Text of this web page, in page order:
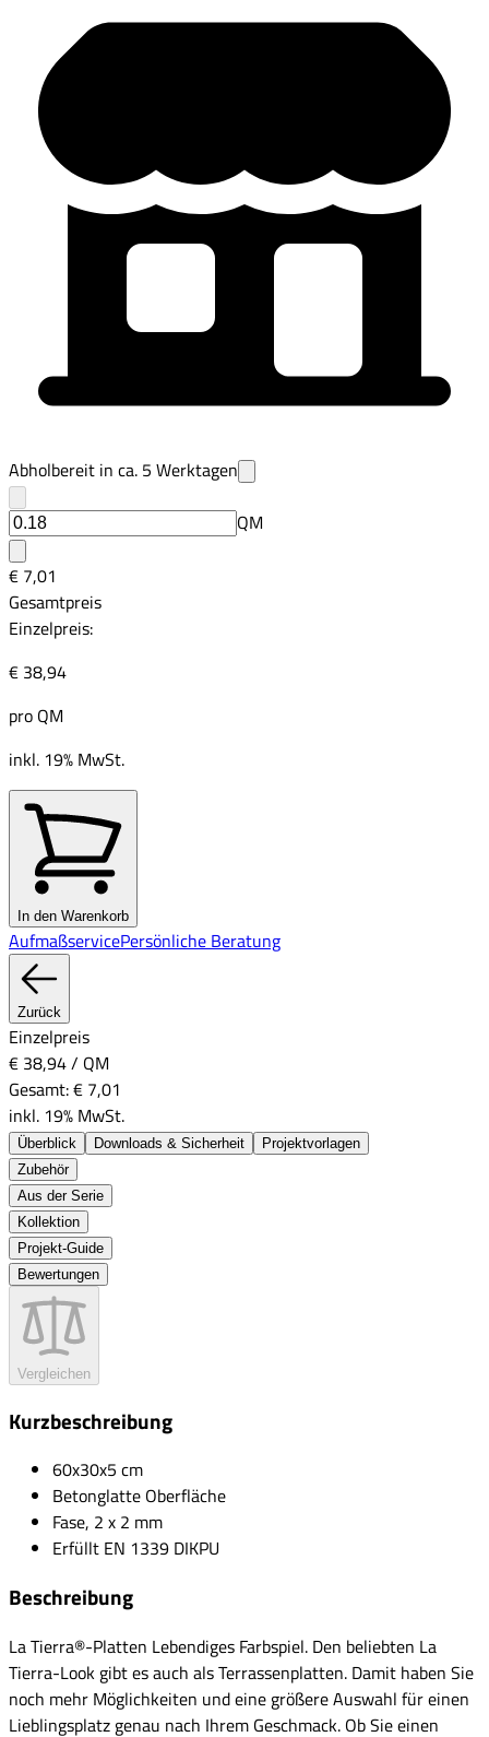
Abholbereit in ca. 5 Werktagen
QM
€ 7,01
Gesamtpreis
Einzelpreis:
€ 38,94
pro QM
inkl. 19% MwSt.
In den Warenkorb
AufmaßservicePersönliche Beratung
Zurück
Einzelpreis
€ 38,94/ QM
Gesamt:€ 7,01
inkl. 19% MwSt.
Überblick Downloads & Sicherheit
Projektvorlagen
Zubehör
Aus der Serie
Kollektion
Projekt-Guide
Bewertungen
Vergleichen
Kurzbeschreibung
60x30x5 cm
Betonglatte Oberfläche
Fase, 2 x 2 mm
Erfüllt EN 1339 DIKPU
Beschreibung
La Tierra®-Platten Lebendiges Farbspiel. Den beliebten La
Tierra-Look gibt es auch als Terrassenplatten. Damit haben Sie
noch mehr Möglichkeiten und eine größere Auswahl für einen
Lieblingsplatz genau nach Ihrem Geschmack. Ob Sie einen